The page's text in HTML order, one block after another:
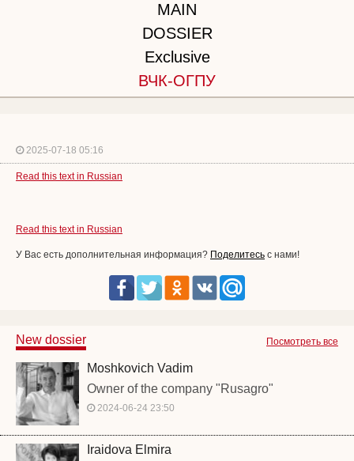
MAIN
DOSSIER
Exclusive
ВЧК-ОГПУ
2025-07-18 05:16
Read this text in Russian
Read this text in Russian
У Вас есть дополнительная информация? Поделитесь с нами!
Посмотреть все
New dossier
Moshkovich Vadim
Owner of the company "Rusagro"
2024-06-24 23:50
Iraidova Elmira